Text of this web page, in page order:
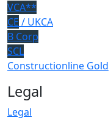
VCA**
CE / UKCA
B Corp
SCL
Constructionline Gold
Legal
Legal